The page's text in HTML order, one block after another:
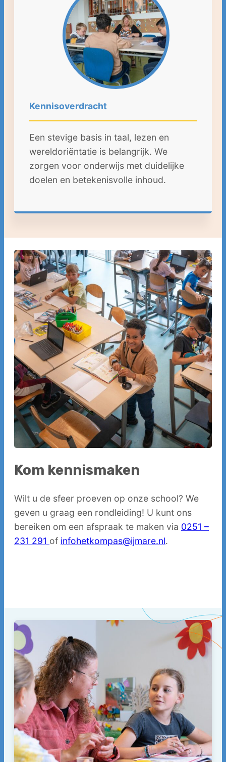
Kennisoverdracht
Een stevige basis in taal, lezen en
wereldoriëntatie is belangrijk. We
zorgen voor onderwijs met duidelijke
doelen en betekenisvolle inhoud.
Kom kennismaken
Wilt u de sfeer proeven op onze school? We
geven u graag een rondleiding! U kunt ons
bereiken om een afspraak te maken via 0251 –
231 291 of infohetkompas@ijmare.nl.